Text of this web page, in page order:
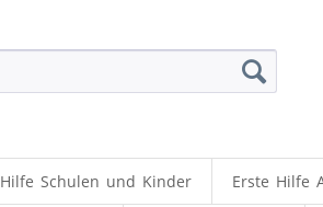
Schulen und Kinder Erste Hilfe